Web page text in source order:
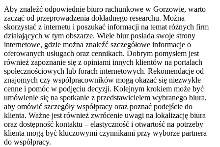
Aby znaleźć odpowiednie biuro rachunkowe w Gorzowie, warto
zacząć od przeprowadzenia dokładnego researchu. Można
skorzystać z internetu i poszukać informacji na temat różnych firm
działających w tym obszarze. Wiele biur posiada swoje strony
internetowe, gdzie można znaleźć szczegółowe informacje o
oferowanych usługach oraz cennikach. Dobrym pomysłem jest
również zapoznanie się z opiniami innych klientów na portalach
społecznościowych lub forach internetowych. Rekomendacje od
znajomych czy współpracowników mogą okazać się niezwykle
cenne i pomóc w podjęciu decyzji. Kolejnym krokiem może być
umówienie się na spotkanie z przedstawicielem wybranego biura,
aby omówić szczegóły współpracy oraz poznać podejście do
klienta. Ważne jest również zwrócenie uwagi na lokalizację biura
oraz dostępność kontaktu – elastyczność i otwartość na potrzeby
klienta mogą być kluczowymi czynnikami przy wyborze partnera
do współpracy.